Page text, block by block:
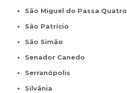
São Miguel do Passa Quatro
São Patrício
São Simão
Senador Canedo
Serranópolis
Silvânia